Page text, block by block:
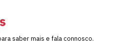
saber mais e fala connosco.